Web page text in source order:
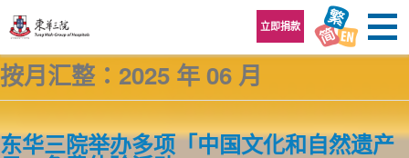
立即捐款
按月汇整：2025 年 06 月
东华三院举办多项「中国文化和自然遗产